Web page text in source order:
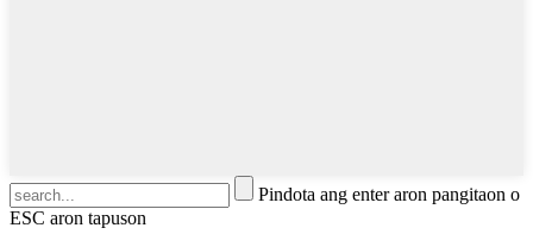
Pindota ang enter aron pangitaon o
ESC aron tapuson